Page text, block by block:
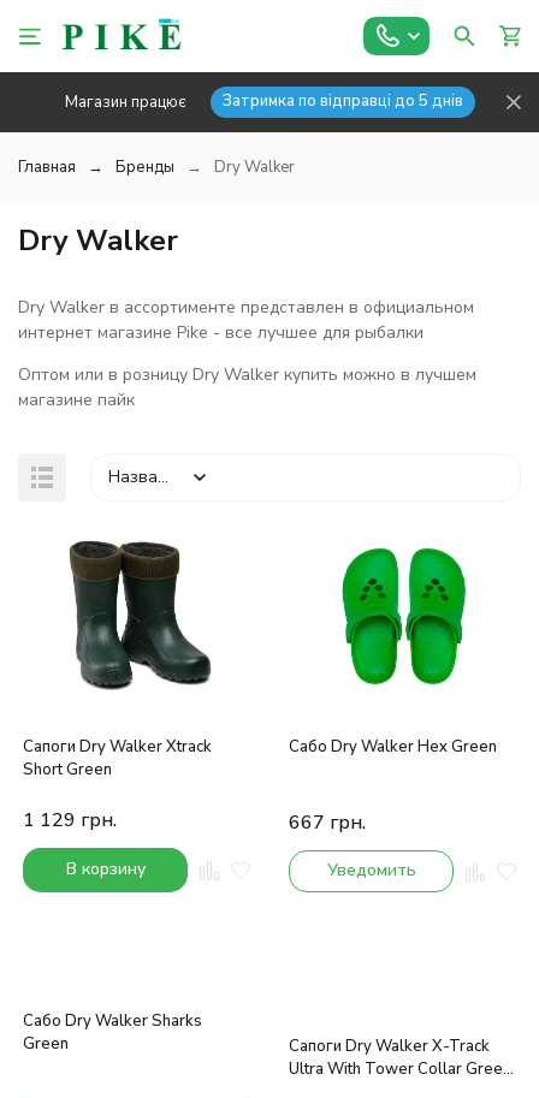
Магазин працює Затримка по відправці до 5 днів
Главная Бренды Dry Walker
Dry Walker
Dry Walker в ассортименте представлен в официальном
интернет магазине Pike - все лучшее для рыбалки
Оптом или в розницу Dry Walker купить можно в лучшем
магазине пайк
Название
покупателей
Сапоги Dry Walker Xtrack
Short Green
1 129 грн.
В корзину
Сабо Dry Walker Hex Green
667 грн.
Уведомить
Сабо Dry Walker Sharks
Green
Сапоги Dry Walker X-Track
Ultra With Tower Collar Green